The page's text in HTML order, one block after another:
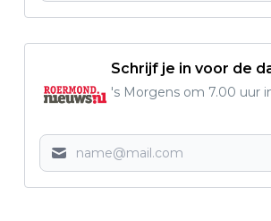
Schrijf je in voor de
's Morgens om 7.00 uur